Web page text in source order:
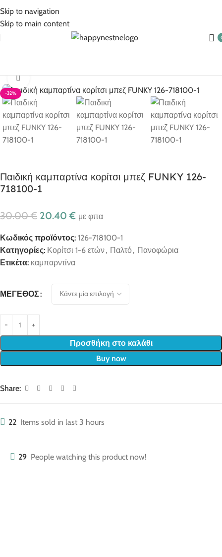
Skip to navigation
Skip to main content
-32%
Click to enlarge
Παιδική καμπαρτίνα κορίτσι μπεζ FUNKY 126-
718100-1
30.00€ 20.40€ με φπα
Κωδικός προϊόντος: 126-718100-1
Κατηγορίες: Κορίτσι 1-6 ετών, Παλτό, Πανοφώρια
Ετικέτα: καμπαρντίνα
ΜΈΓΕΘΟΣ
Προσθήκη στο καλάθι
Buy now
Share:
22 Items sold in last 3 hours
29 People watching this product now!
5% Επιπλέον έκπτωση για πληρωμές με κάρτα!